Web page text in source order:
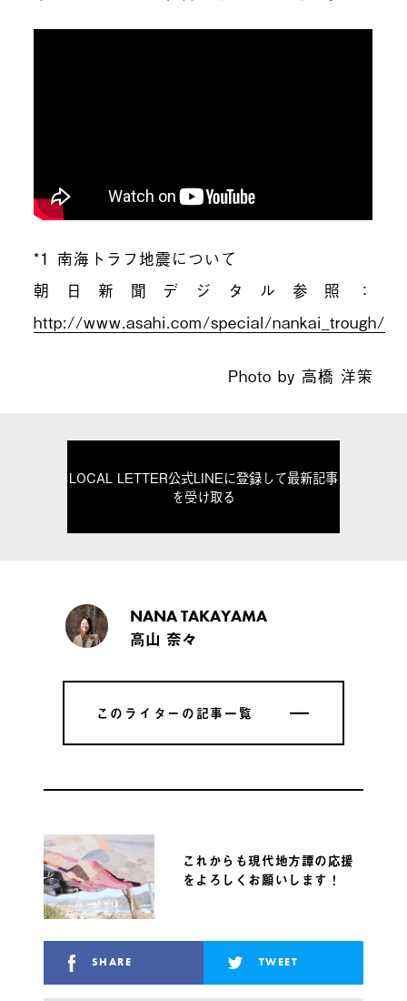
*1 南海トラフ地震について
朝日新聞デジタル参照：
http://www.asahi.com/special/nankai_trough/
Photo by 高橋 洋策
LOCAL LETTER公式LINEに登録して最新記事
を受け取る
NANA TAKAYAMA
高山 奈々
このライターの記事一覧
このライターの記事一覧
これからも現代地方譚の応援
をよろしくお願いします！
SHARE TWEET